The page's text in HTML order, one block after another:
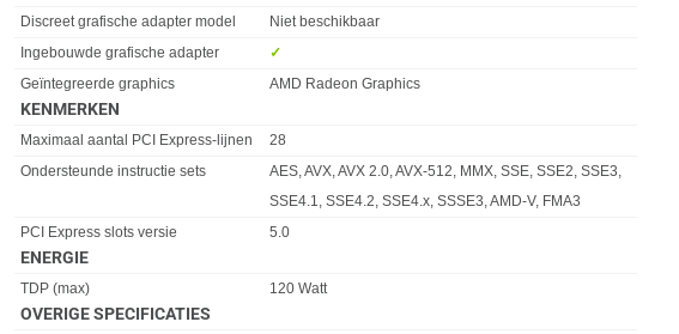
Discreet grafische adapter model
Niet beschikbaar
Ingebouwde grafische adapter
✓︎
Geïntegreerde graphics
AMD Radeon Graphics
KENMERKEN
Eigenschap Waarde
Maximaal aantal PCI Express-lijnen
28
Ondersteunde instructie sets
AES, AVX, AVX 2.0, AVX-512, MMX, SSE, SSE2, SSE3,
SSE4.1, SSE4.2, SSE4.x, SSSE3, AMD-V, FMA3
PCI Express slots versie
5.0
ENERGIE
Eigenschap
TDP (max) 120 Watt
OVERIGE SPECIFICATIES